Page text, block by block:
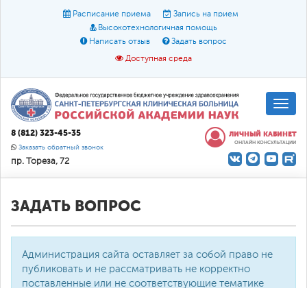
Расписание приема
Запись на прием
Высокотехнологичная помощь
Написать отзыв
Задать вопрос
Доступная среда
Размер шрифта: A A A
Цвет:
О доступной среде
8 (812) 323-45-35
Заказать обратный звонок
пр. Тореза, 72
ЛИЧНЫЙ КАБИНЕТ
ОНЛАЙН КОНСУЛЬТАЦИИ
ЗАДАТЬ ВОПРОС
Администрация сайта оставляет за собой право не
публиковать и не рассматривать не корректно
поставленные или не соответствующие тематике